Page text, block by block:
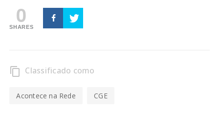
0
SHARES
content_copy Classificado como
Acontece na Rede CGE